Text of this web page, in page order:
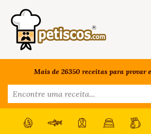
Mais de 26350 receitas para provar